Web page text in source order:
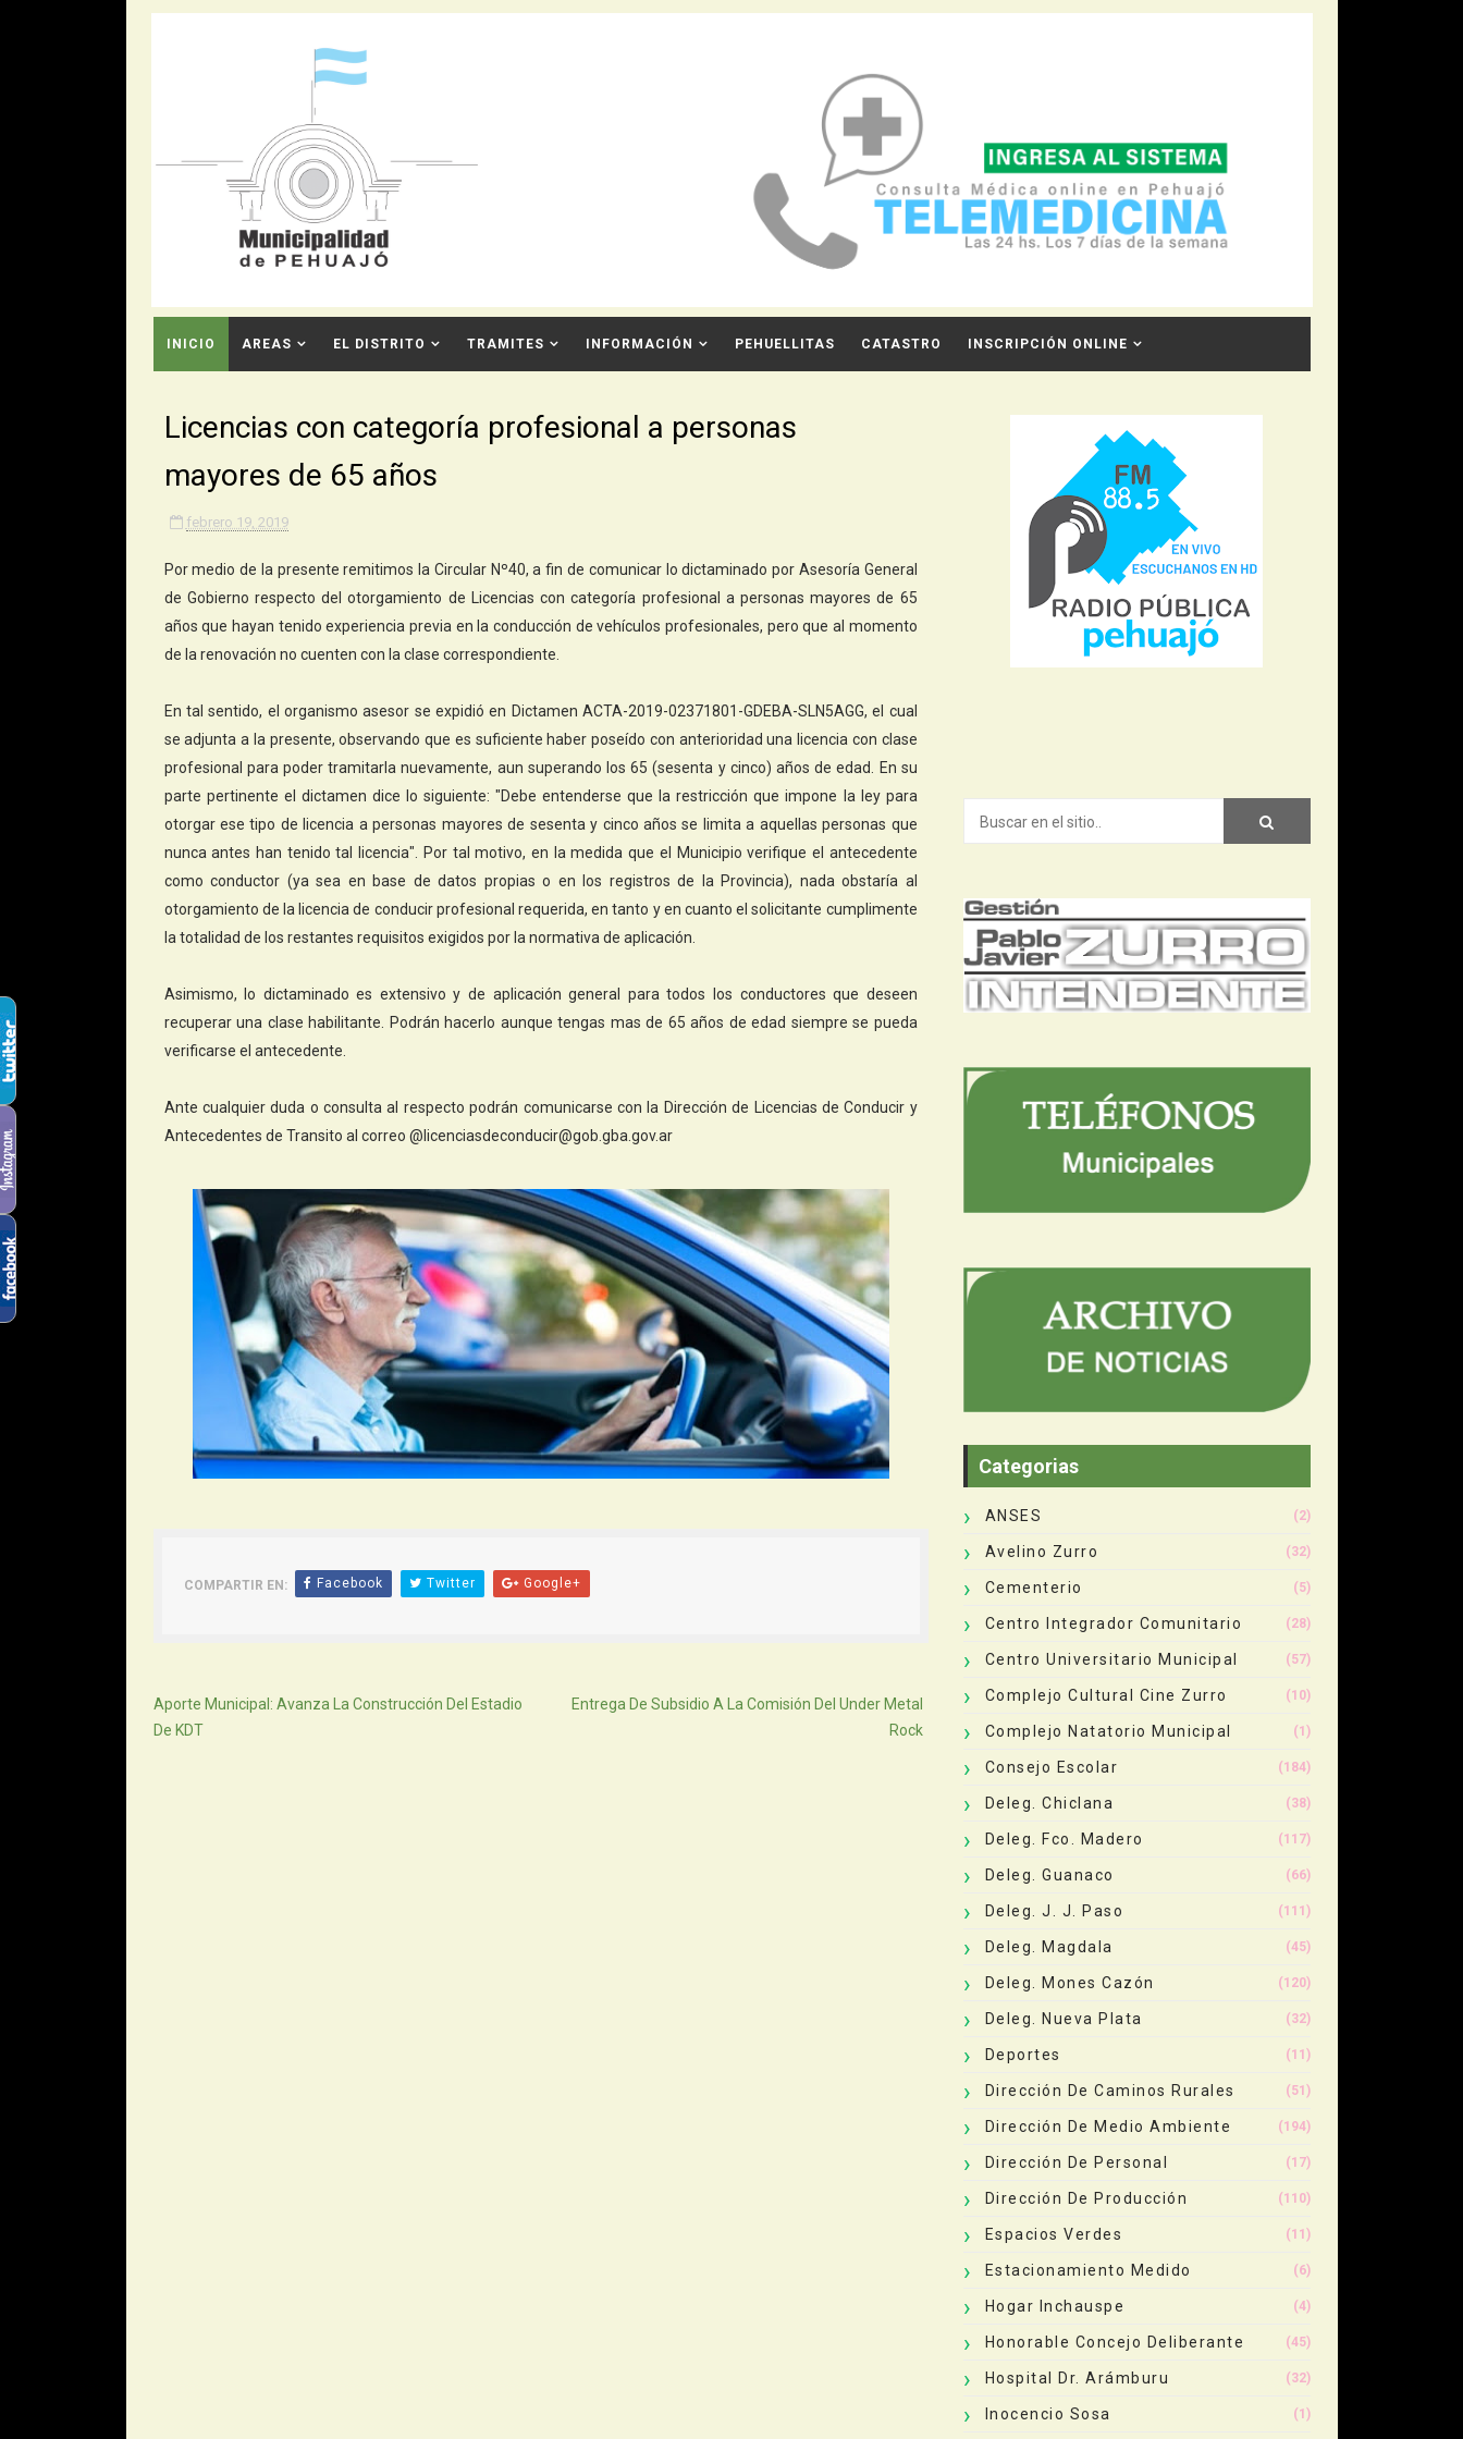
INICIO AREAS EL DISTRITO TRAMITES INFORMACIÓN PEHUELLITAS CATASTRO INSCRIPCIÓN ONLINE
Licencias con categoría profesional a personas
mayores de 65 años
febrero 19, 2019
Por medio de la presente remitimos la Circular Nº40, a fin de comunicar lo dictaminado por Asesoría General
de Gobierno respecto del otorgamiento de Licencias con categoría profesional a personas mayores de 65
años que hayan tenido experiencia previa en la conducción de vehículos profesionales, pero que al momento
de la renovación no cuenten con la clase correspondiente.
En tal sentido, el organismo asesor se expidió en Dictamen ACTA-2019-02371801-GDEBA-SLN5AGG, el cual
se adjunta a la presente, observando que es suficiente haber poseído con anterioridad una licencia con clase
profesional para poder tramitarla nuevamente, aun superando los 65 (sesenta y cinco) años de edad. En su
parte pertinente el dictamen dice lo siguiente: "Debe entenderse que la restricción que impone la ley para
otorgar ese tipo de licencia a personas mayores de sesenta y cinco años se limita a aquellas personas que
nunca antes han tenido tal licencia". Por tal motivo, en la medida que el Municipio verifique el antecedente
como conductor (ya sea en base de datos propias o en los registros de la Provincia), nada obstaría al
otorgamiento de la licencia de conducir profesional requerida, en tanto y en cuanto el solicitante cumplimente
la totalidad de los restantes requisitos exigidos por la normativa de aplicación.
Asimismo, lo dictaminado es extensivo y de aplicación general para todos los conductores que deseen
recuperar una clase habilitante. Podrán hacerlo aunque tengas mas de 65 años de edad siempre se pueda
verificarse el antecedente.
Ante cualquier duda o consulta al respecto podrán comunicarse con la Dirección de Licencias de Conducir y
Antecedentes de Transito al correo @licenciasdeconducir@gob.gba.gov.ar
COMPARTIR EN: Facebook Twitter Google+
Aporte Municipal: Avanza La Construcción Del Estadio
De KDT
Entrega De Subsidio A La Comisión Del Under Metal
Rock
Categorias
ANSES (2)
Avelino Zurro (32)
Cementerio (5)
Centro Integrador Comunitario (28)
Centro Universitario Municipal (57)
Complejo Cultural Cine Zurro (10)
Complejo Natatorio Municipal (1)
Consejo Escolar (184)
Deleg. Chiclana (38)
Deleg. Fco. Madero (117)
Deleg. Guanaco (66)
Deleg. J. J. Paso (111)
Deleg. Magdala (45)
Deleg. Mones Cazón (120)
Deleg. Nueva Plata (32)
Deportes (11)
Dirección De Caminos Rurales (51)
Dirección De Medio Ambiente (194)
Dirección De Personal (17)
Dirección De Producción (110)
Espacios Verdes (11)
Estacionamiento Medido (6)
Hogar Inchauspe (4)
Honorable Concejo Deliberante (45)
Hospital Dr. Arámburu (32)
Inocencio Sosa (1)